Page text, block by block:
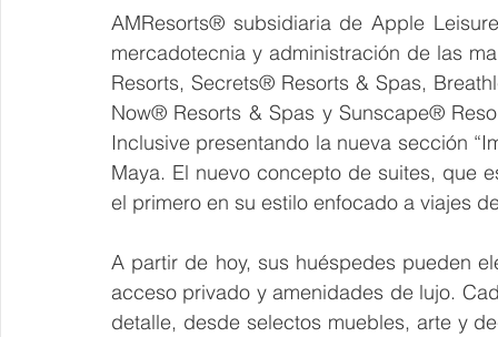
AMResorts® subsidiaria de Apple
mercadotecnia y administración de las
Resorts, Secrets® Resorts & Spas,
Now® Resorts & Spas y Sunscape®
Inclusive presentando la nueva sección
Maya. El nuevo concepto de suites, que
el primero en su estilo enfocado a viajes
A partir de hoy, sus huéspedes pueden
acceso privado y amenidades de lujo.
detalle, desde selectos muebles, arte y